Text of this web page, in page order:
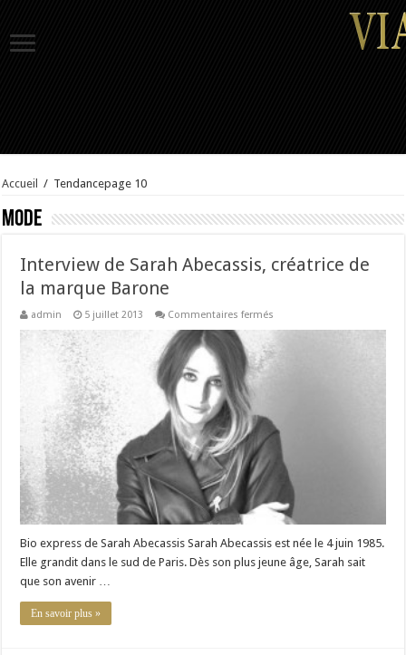
Accueil / Tendancepage 10
Mode
Interview de Sarah Abecassis, créatrice de
la marque Barone
admin 5 juillet 2013 Commentaires fermés
Sarah
Barone
Bio express de Sarah Abecassis Sarah Abecassis est née le 4 juin 1985.
Elle grandit dans le sud de Paris. Dès son plus jeune âge, Sarah sait
que son avenir …
En savoir plus »